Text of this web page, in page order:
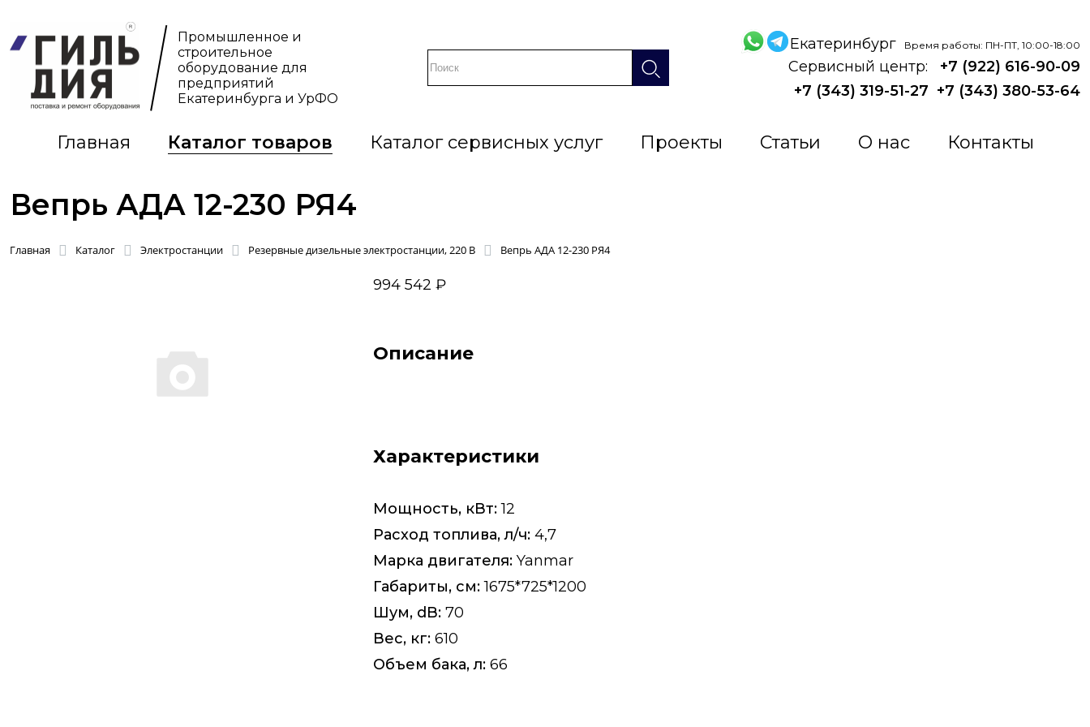
Промышленное и
строительное
оборудование для
предприятий
Екатеринбурга и УрФО
Екатеринбург Время работы: ПН-ПТ, 10:00-18:00
Сервисный центр:
+7 (922) 616-90-09
+7 (343) 319-51-27 +7 (343) 380-53-64
Главная Каталог товаров Каталог сервисных услуг Проекты Статьи О нас Контакты
Вепрь АДА 12-230 РЯ4
Главная Каталог Электростанции Резервные дизельные электростанции, 220 В Вепрь АДА 12-230 РЯ4
994 542 ₽
Описание
Характеристики
Мощность, кВт:12
Расход топлива, л/ч: 4,7
Марка двигателя: Yanmar
Габариты, см:1675*725*1200
Шум, dB: 70
Вес, кг: 610
Объем бака, л: 66